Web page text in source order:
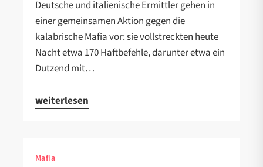
Deutsche und italienische Ermittler gehen in
einer gemeinsamen Aktion gegen die
kalabrische Mafia vor: sie vollstreckten heute
Nacht etwa 170 Haftbefehle, darunter etwa ein
Dutzend mit…
weiterlesen
Mafia